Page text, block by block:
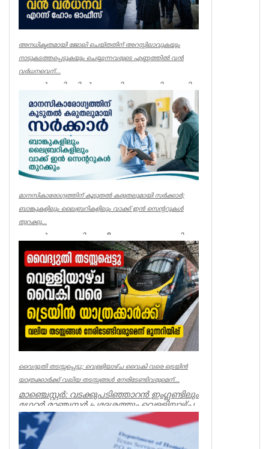
അനധികൃതമായി ജോലി ചെയ്തതിന് അറസ്റ്റിലാവുകയും
നാടുകടത്തപ്പെടുകയും ചെയ്യുന്നവരുടെ എണ്ണത്തിൽ വൻ
വർധനവെന്...
ലണ്ടൻ: ബ്രിട്ടനിൽ അനധികൃതമായി ജോലി
ചെയ്തതിന് അറസ്റ്റിലാവുകയും
നാടുകടത്തപ്പെടുകയും ചെയ്യുന്നവരുടെ
എണ...
UK NEWS
മാനസികാരോഗ്യത്തിന് കൂടുതൽ കരുതലുമായി സർക്കാർ;
ബാങ്കുകളിലും ലൈബ്രറികളിലും വാക്ക് ഇൻ സെന്ററുകൾ
തുറക്കു...
ലണ്ടൻ: ഇംഗ്ലണ്ടിലുടനീളമുള്ള ബാങ്കുകളിലും
ലൈബ്രറികളിലും മുൻകൂട്ടി
അപ്പോയിന്റ്മെന്റ് എടുക്കാതെ തന്നെ ...
UK NEWS
വൈദ്യുതി തടസ്സപ്പെട്ടു; വെള്ളിയാഴ്ച വൈകി വരെ ട്രെയിൻ
യാത്രക്കാർക്ക് വലിയ തടസ്സങ്ങൾ നേരിടേണ്ടിവരുമെന്...
മാഞ്ചെസ്റ്റർ: വടക്കുപടിഞ്ഞാറൻ ഇംഗ്ലണ്ടിലും
ഗ്രേറ്റർ മാഞ്ചസ്റ്റർ പ്രദേശത്തും വെള്ളിയാഴ്ച
വൈകിട്ടു വര...
UK NEWS